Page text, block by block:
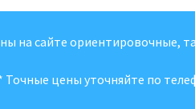
на сайте ориентировочные,
Точные цены уточняйте по